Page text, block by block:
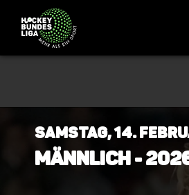
Samstag, 14.
Männlich -